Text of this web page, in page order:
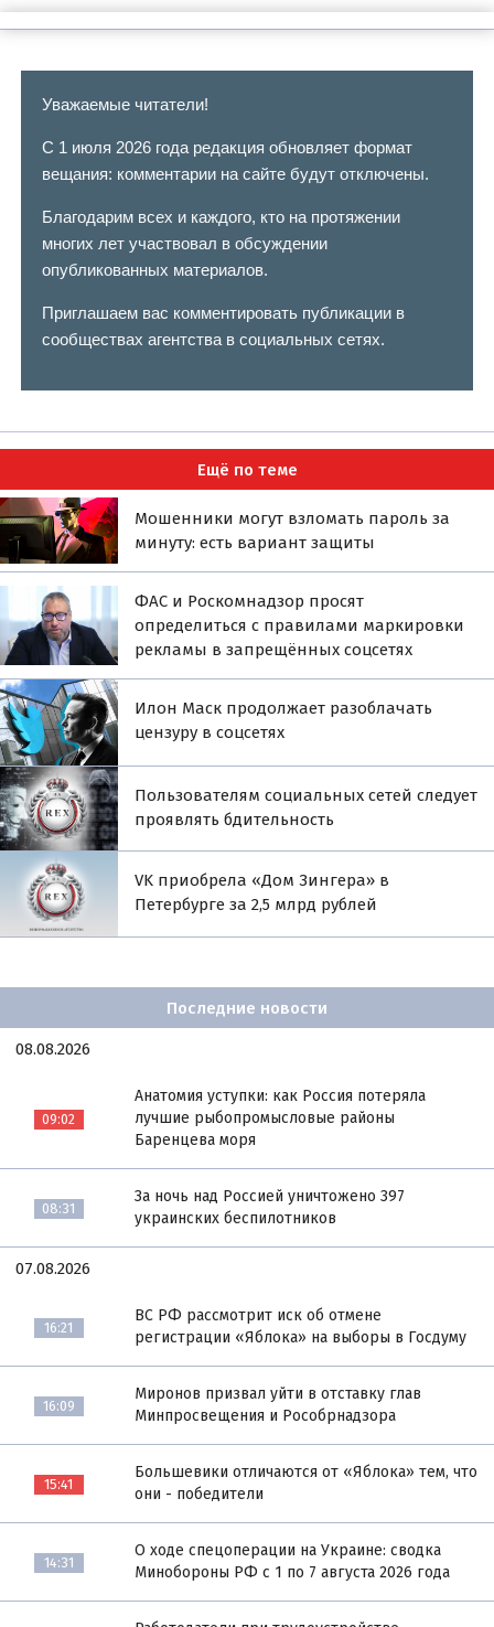
Уважаемые читатели!
С 1 июля 2026 года редакция обновляет формат
вещания: комментарии на сайте будут отключены.
Благодарим всех и каждого, кто на протяжении
многих лет участвовал в обсуждении
опубликованных материалов.
Приглашаем вас комментировать публикации в
сообществах агентства в социальных сетях.
Ещё по теме
Мошенники могут взломать пароль за
минуту: есть вариант защиты
ФАС и Роскомнадзор просят
определиться с правилами маркировки
рекламы в запрещённых соцсетях
Илон Маск продолжает разоблачать
цензуру в соцсетях
Пользователям социальных сетей следует
проявлять бдительность
VK приобрела «Дом Зингера» в
Петербурге за 2,5 млрд рублей
Последние новости
08.08.2026
09:02
Анатомия уступки: как Россия потеряла
лучшие рыбопромысловые районы
Баренцева моря
08:31
За ночь над Россией уничтожено 397
украинских беспилотников
07.08.2026
16:21
ВС РФ рассмотрит иск об отмене
регистрации «Яблока» на выборы в Госдуму
16:09
Миронов призвал уйти в отставку глав
Минпросвещения и Рособрнадзора
15:41
Большевики отличаются от «Яблока» тем, что
они - победители
14:31
О ходе спецоперации на Украине: сводка
Минобороны РФ с 1 по 7 августа 2026 года